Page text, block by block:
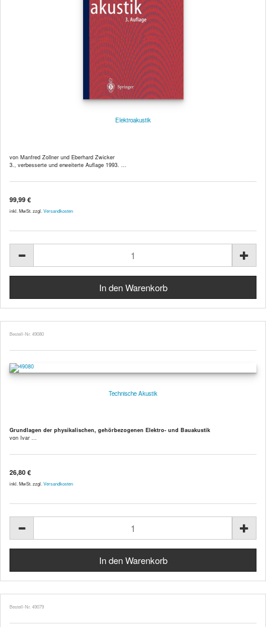
Elektroakustik
von Manfred Zollner und Eberhard Zwicker
3., verbesserte und erweiterte Auflage 1993. ...
99,99 €
inkl. MwSt. zzgl. Versandkosten
Bestell-Nr. 49080
Technische Akustik
Grundlagen der physikalischen, gehörbezogenen Elektro- und Bauakustik
von Ivar ...
26,80 €
inkl. MwSt. zzgl. Versandkosten
Bestell-Nr. 49079